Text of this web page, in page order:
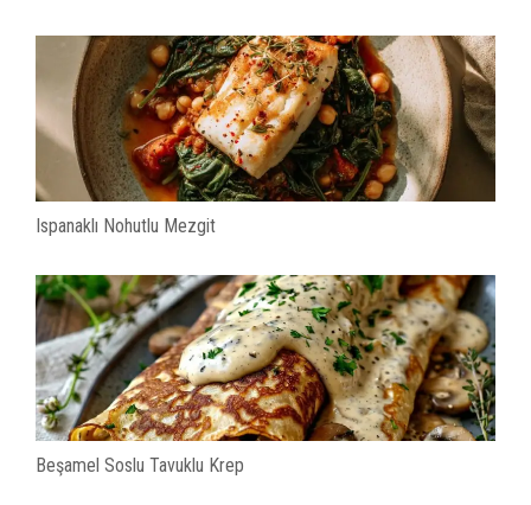
Ispanaklı Nohutlu Mezgit
Beşamel Soslu Tavuklu Krep